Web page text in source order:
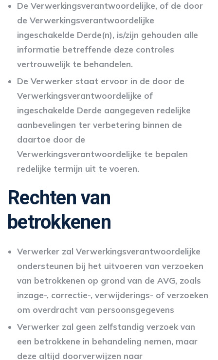
De Verwerkingsverantwoordelijke, of de door
de Verwerkingsverantwoordelijke
ingeschakelde Derde(n), is/zijn gehouden alle
informatie betreffende deze controles
vertrouwelijk te behandelen.
De Verwerker staat ervoor in de door de
Verwerkingsverantwoordelijke of
ingeschakelde Derde aangegeven redelijke
aanbevelingen ter verbetering binnen de
daartoe door de
Verwerkingsverantwoordelijke te bepalen
redelijke termijn uit te voeren.
Rechten van
betrokkenen
Verwerker zal Verwerkingsverantwoordelijke
ondersteunen bij het uitvoeren van verzoeken
van betrokkenen op grond van de AVG, zoals
inzage-, correctie-, verwijderings- of verzoeken
om overdracht van persoonsgegevens
Verwerker zal geen zelfstandig verzoek van
een betrokkene in behandeling nemen, maar
deze altijd doorverwijzen naar